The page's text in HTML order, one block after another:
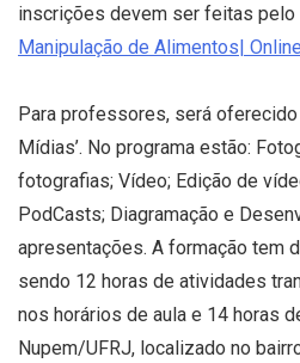
inscrições devem ser feitas pelo
Manipulação de Alimentos| Online
Para professores, será oferecido
Mídias’. No programa estão:
fotografias; Vídeo; Edição de
PodCasts; Diagramação e
apresentações. A formação tem
sendo 12 horas de atividades
nos horários de aula e 14 horas
Nupem/UFRJ, localizado no